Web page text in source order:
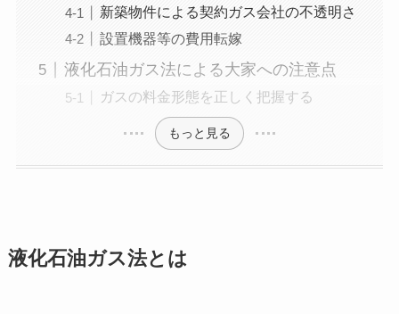
新築物件による契約ガス会社の不透明さ
設置機器等の費用転嫁
液化石油ガス法による大家への注意点
ガスの料金形態を正しく把握する
もっと見る
液化石油ガス法とは